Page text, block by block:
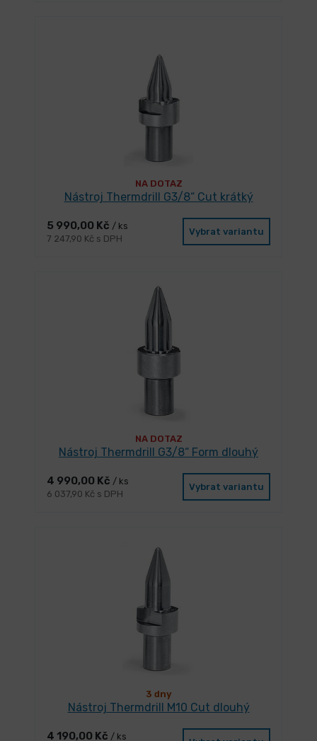
NA DOTAZ
Nástroj Thermdrill G3/8“ Cut krátký
5 990,00 Kč / ks
7 247,90 Kč s DPH
Vybrat variantu
NA DOTAZ
Nástroj Thermdrill G3/8“ Form dlouhý
4 990,00 Kč / ks
6 037,90 Kč s DPH
Vybrat variantu
3 dny
Nástroj Thermdrill M10 Cut dlouhý
4 190,00 Kč / ks